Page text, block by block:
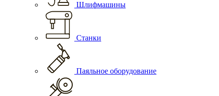
Шлифмашины
Станки
Паяльное оборудование